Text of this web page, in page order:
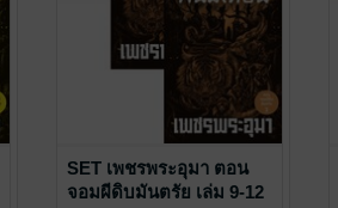
SET เพชรพระอุมา ตอน
จอมผีดิบมันตรัย เล่ม 9-12